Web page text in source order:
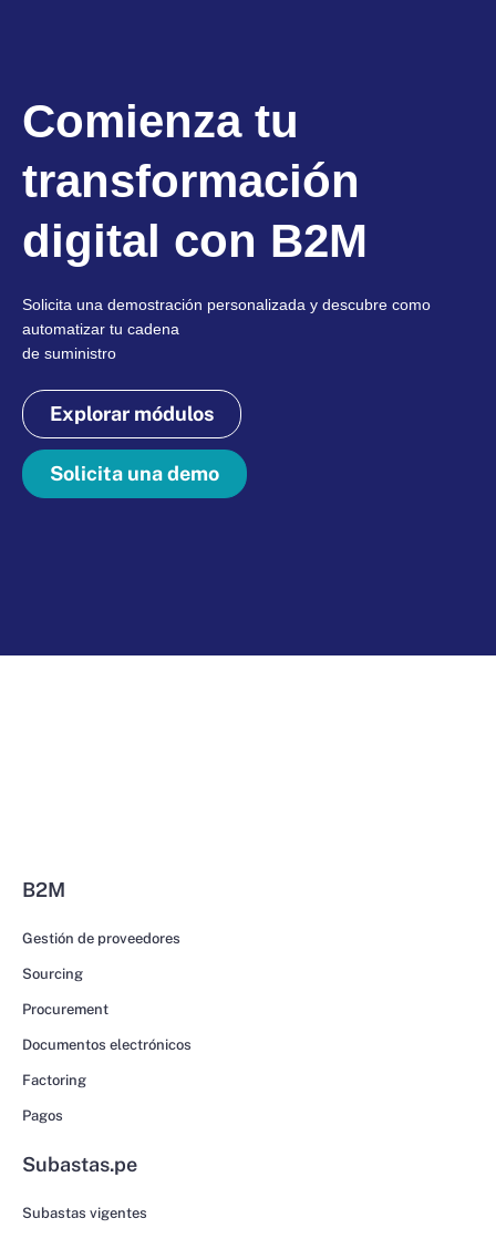
Comienza tu
transformación
digital con B2M
Solicita una demostración personalizada y descubre como
automatizar tu cadena
de suministro
Explorar módulos
Solicita una demo
B2M
Gestión de proveedores
Sourcing
Procurement
Documentos electrónicos
Factoring
Pagos
Subastas.pe
Subastas vigentes